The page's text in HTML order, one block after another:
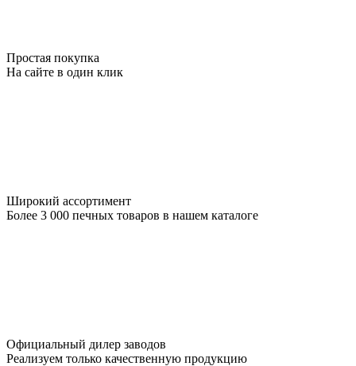
Простая покупка
На сайте в один клик
Широкий ассортимент
Более 3 000 печных товаров в нашем каталоге
Официальный дилер заводов
Реализуем только качественную продукцию